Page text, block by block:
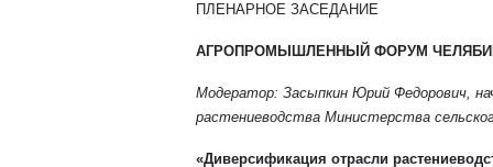
ПЛЕНАРНОЕ ЗАСЕДАНИЕ
АГРОПРОМЫШЛЕННЫЙ ФОРУМ
Модератор: Засыпкин Юрий Федорович,
растениеводства Министерства
«Диверсификация отрасли